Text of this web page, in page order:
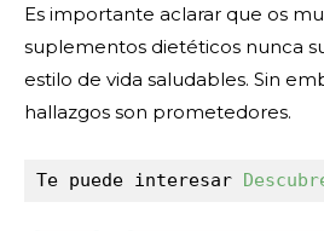
Es importante aclarar que os
suplementos dietéticos nunca
estilo de vida saludables. Sin
hallazgos son prometedores.
Te puede interesar